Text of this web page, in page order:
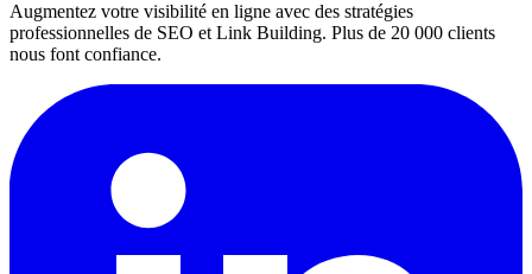
Augmentez votre visibilité en ligne avec des stratégies
professionnelles de SEO et Link Building. Plus de 20 000 clients
nous font confiance.